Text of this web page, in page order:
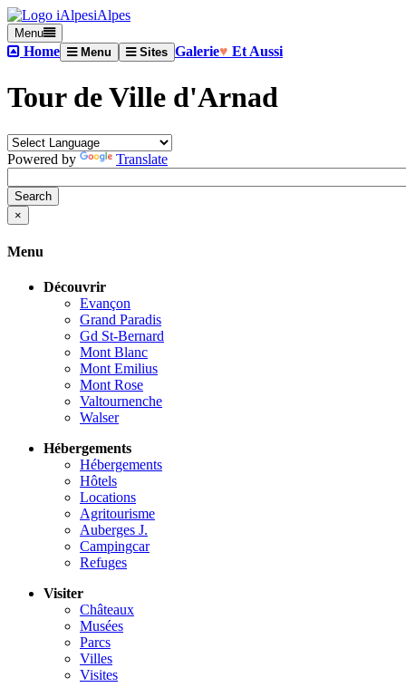
iAlpes
Menu
Home Menu Sites Galerie♥ Et Aussi
Tour de Ville d'Arnad
Powered by Translate
×
Menu
Découvrir
Evançon
Grand Paradis
Gd St-Bernard
Mont Blanc
Mont Emilius
Mont Rose
Valtournenche
Walser
Hébergements
Hébergements
Hôtels
Locations
Agritourisme
Auberges J.
Campingcar
Refuges
Visiter
Châteaux
Musées
Parcs
Villes
Visites